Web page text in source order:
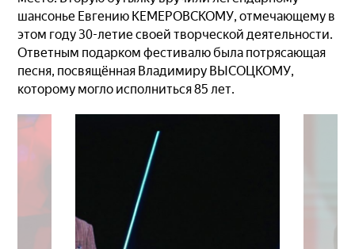
шансонье Евгению КЕМЕРОВСКОМУ, отмечающему в
этом году 30-летие своей творческой деятельности.
Ответным подарком фестивалю была потрясающая
песня, посвящённая Владимиру ВЫСОЦКОМУ,
которому могло исполниться 85 лет.